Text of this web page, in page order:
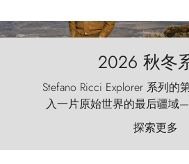
2026 秋冬
Stefano Ricci Explorer 系列的
入一片原始世界的最后疆域
以远古的怒号雕琢着自然，
del Paine）则宛如石砌的哨
起挑战。
探索更多